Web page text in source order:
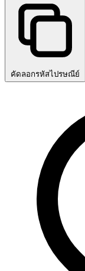
คัดลอกรหัสไปรษณีย์